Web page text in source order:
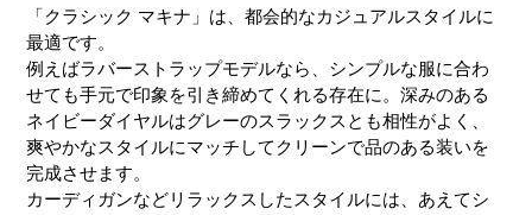
「クラシック マキナ」は、都会的なカジュアルスタイルに
最適です。
例えばラバーストラップモデルなら、シンプルな服に合わ
せても手元で印象を引き締めてくれる存在に。深みのある
ネイビーダイヤルはグレーのスラックスとも相性がよく、
爽やかなスタイルにマッチしてクリーンで品のある装いを
完成させます。
カーディガンなどリラックスしたスタイルには、あえてシ